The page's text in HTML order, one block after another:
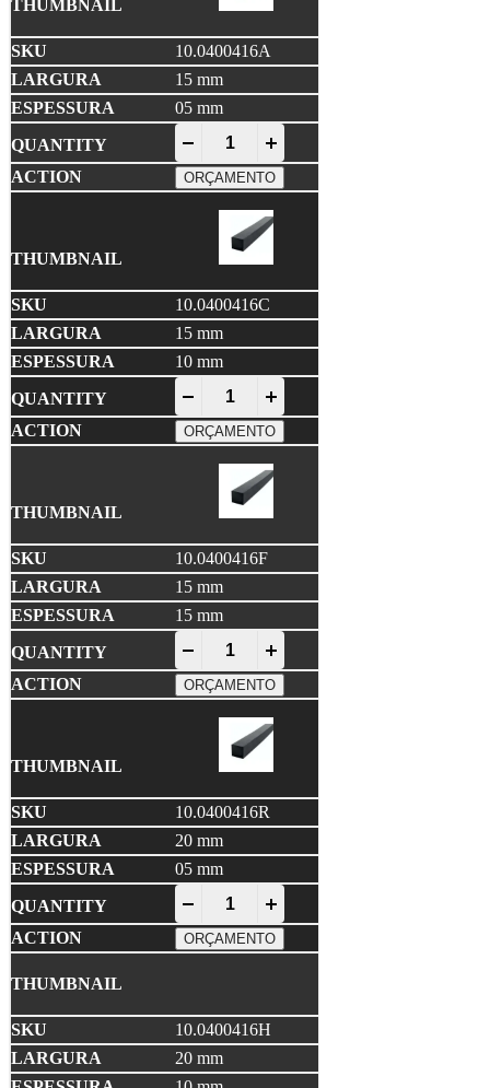
10.0400416A
15 mm
05 mm
EPDM Compacto quantity
ORÇAMENTO
10.0400416C
15 mm
10 mm
EPDM Compacto quantity
ORÇAMENTO
10.0400416F
15 mm
15 mm
EPDM Compacto quantity
ORÇAMENTO
10.0400416R
20 mm
05 mm
EPDM Compacto quantity
ORÇAMENTO
10.0400416H
20 mm